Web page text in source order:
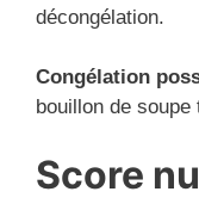
décongélation.
Congélation
bouillon de soupe
Score